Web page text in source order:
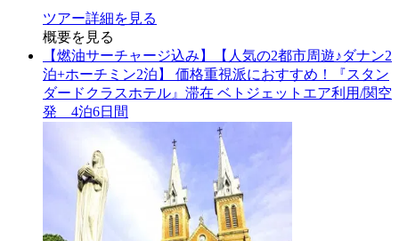
ツアー詳細を見る
概要を見る
【燃油サーチャージ込み】【人気の2都市周遊♪ダナン2
泊+ホーチミン2泊】 価格重視派におすすめ！『スタン
ダードクラスホテル』滞在 ベトジェットエア利用/関空
発 4泊6日間